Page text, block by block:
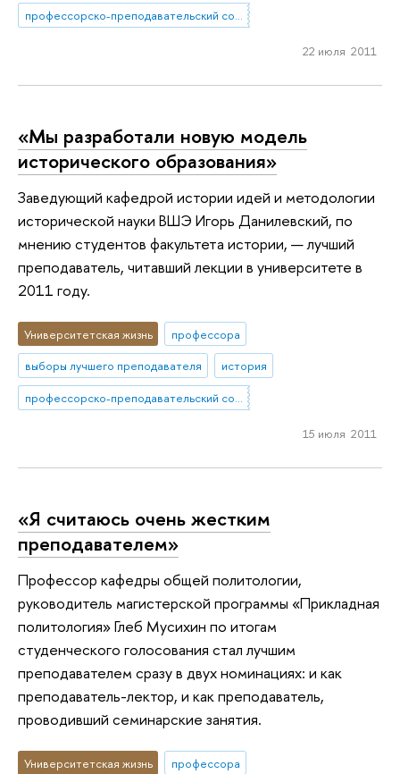
профессорско-преподавательский состав
22 июля 2011
«Мы разработали новую модель
исторического образования»
Заведующий кафедрой истории идей и методологии
исторической науки ВШЭ Игорь Данилевский, по
мнению студентов факультета истории, — лучший
преподаватель, читавший лекции в университете в
2011 году.
Университетская жизнь
профессора
выборы лучшего преподавателя
история
профессорско-преподавательский состав
15 июля 2011
«Я считаюсь очень жестким
преподавателем»
Профессор кафедры общей политологии,
руководитель магистерской программы «Прикладная
политология» Глеб Мусихин по итогам
студенческого голосования стал лучшим
преподавателем сразу в двух номинациях: и как
преподаватель-лектор, и как преподаватель,
проводивший семинарские занятия.
Университетская жизнь
профессора